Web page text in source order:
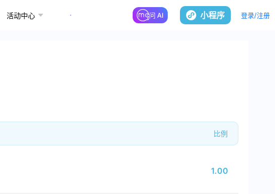
活动中心 问 AI 小程序 登录/注册
比例
1.00